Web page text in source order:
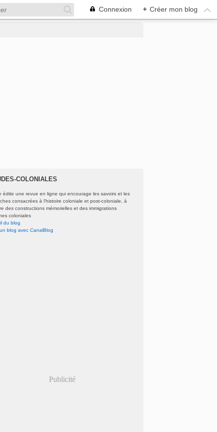
Connexion + Créer mon blog
COLONIALES
édite une revue en ligne qui encourage les savoirs et les
consacrées à l’histoire coloniale et post-coloniale, à
des constructions mémorielles et des immigrations
coloniales
du blog
blog avec CanalBlog
Publicité